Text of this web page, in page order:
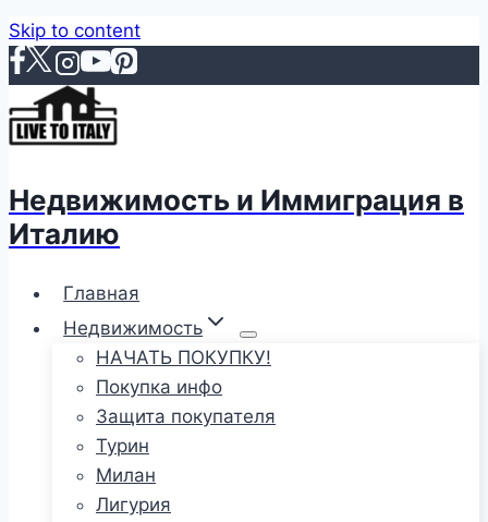
Skip to content
Недвижимость и Иммиграция в
Италию
Главная
Недвижимость
НАЧАТЬ ПОКУПКУ!
Покупка инфо
Защита покупателя
Турин
Милан
Лигурия